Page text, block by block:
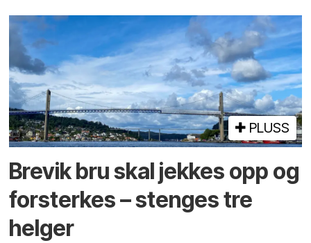
PLUSS
Brevik bru skal jekkes opp og
forsterkes – stenges tre
helger